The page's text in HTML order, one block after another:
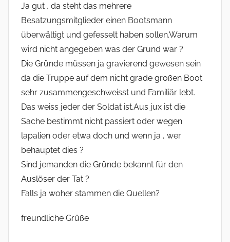
Ja gut , da steht das mehrere
Besatzungsmitglieder einen Bootsmann
überwältigt und gefesselt haben sollen.Warum
wird nicht angegeben was der Grund war ?
Die Gründe müssen ja gravierend gewesen sein
da die Truppe auf dem nicht grade großen Boot
sehr zusammengeschweisst und Familiär lebt.
Das weiss jeder der Soldat ist.Aus jux ist die
Sache bestimmt nicht passiert oder wegen
lapalien oder etwa doch und wenn ja , wer
behauptet dies ?
Sind jemanden die Gründe bekannt für den
Auslöser der Tat ?
Falls ja woher stammen die Quellen?
freundliche Grüße